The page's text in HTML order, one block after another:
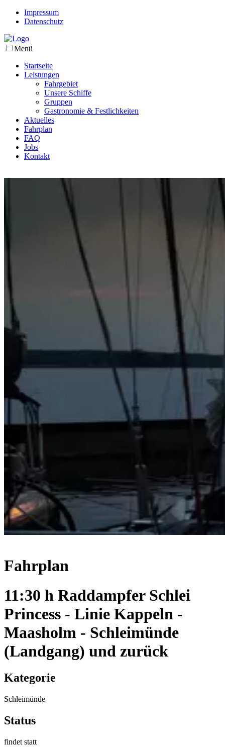
Impressum
Datenschutz
Menü
Startseite
Leistungen
Fahrgebiet
Unsere Schiffe
Gruppen
Gastronomie & Festlichkeiten
Aktuelles
Fahrplan
FAQ
Jobs
Kontakt
Fahrplan
11:30 h Raddampfer Schlei
Princess - Linie Kappeln -
Maasholm - Schleimünde
(Landgang) und zurück
Kategorie
Schleimünde
Status
findet statt